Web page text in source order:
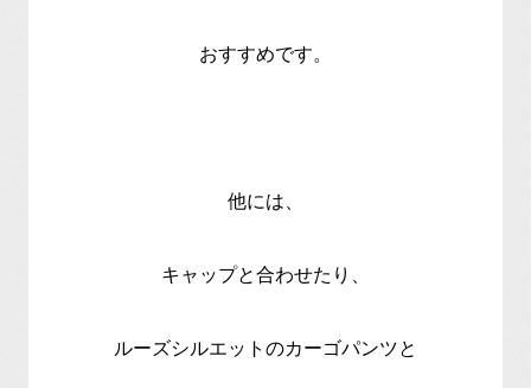
おすすめです。
他には、
キャップと合わせたり、
ルーズシルエットのカーゴパンツと